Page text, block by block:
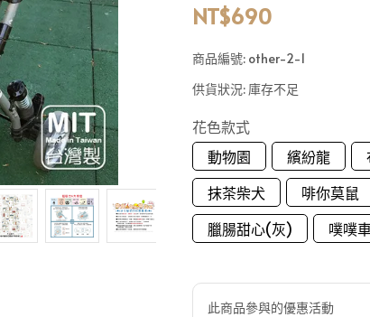
NT$690
商品編號: other-2-1
供貨狀況: 庫存不足
花色款式
動物園
繽紛龍
抹茶柴犬
啡你莫鼠
臘腸甜心(灰)
噗噗
此商品參與的優惠活動